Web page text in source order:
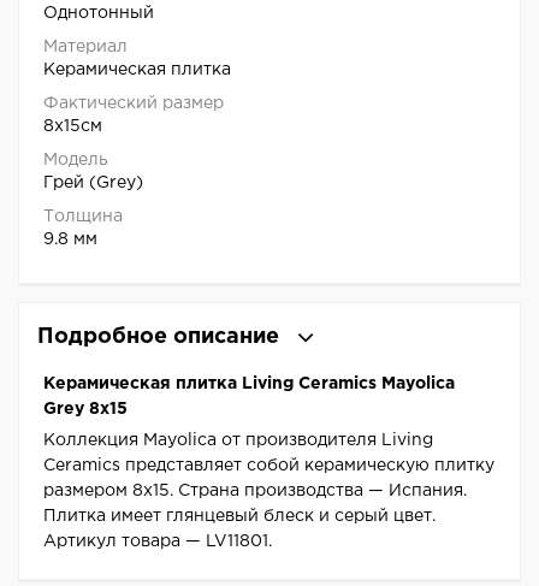
Однотонный
Материал
Керамическая плитка
Фактический размер
8x15см
Модель
Грей (Grey)
Толщина
9.8 мм
Подробное описание
Керамическая плитка Living Ceramics Mayolica
Grey 8x15
Коллекция Mayolica от производителя Living
Ceramics представляет собой керамическую плитку
размером 8x15. Страна производства — Испания.
Плитка имеет глянцевый блеск и серый цвет.
Артикул товара — LV11801.